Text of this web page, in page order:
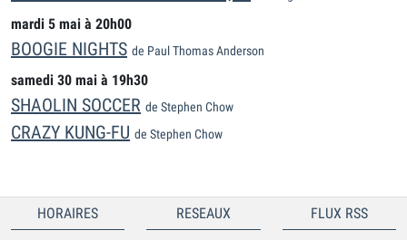
mardi 5 mai à 20h00
BOOGIE NIGHTS de Paul Thomas Anderson
samedi 30 mai à 19h30
SHAOLIN SOCCER de Stephen Chow
CRAZY KUNG-FU de Stephen Chow
HORAIRES RESEAUX FLUX RSS